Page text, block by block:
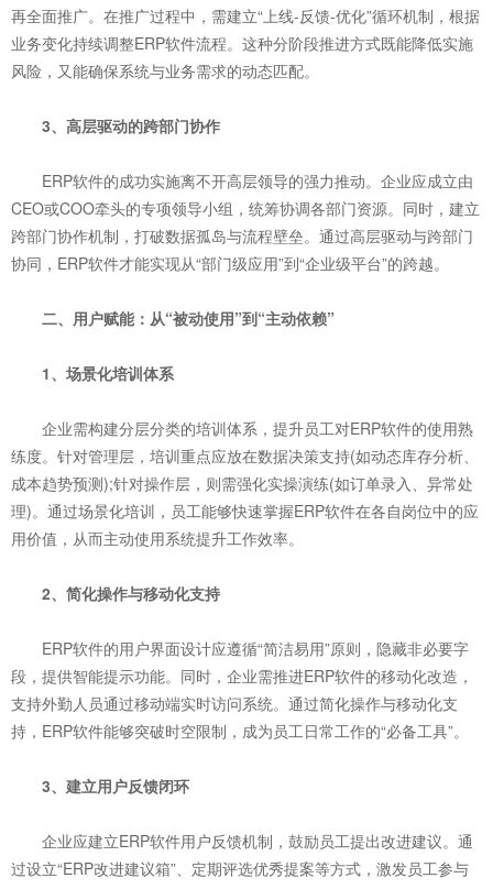
再全面推广。在推广过程中，需建立“上线-反馈-优化”循环机制，根据
业务变化持续调整ERP软件流程。这种分阶段推进方式既能降低实施
风险，又能确保系统与业务需求的动态匹配。
3、高层驱动的跨部门协作
ERP软件的成功实施离不开高层领导的强力推动。企业应成立由
CEO或COO牵头的专项领导小组，统筹协调各部门资源。同时，建立
跨部门协作机制，打破数据孤岛与流程壁垒。通过高层驱动与跨部门
协同，ERP软件才能实现从“部门级应用”到“企业级平台”的跨越。
二、用户赋能：从“被动使用”到“主动依赖”
1、场景化培训体系
企业需构建分层分类的培训体系，提升员工对ERP软件的使用熟
练度。针对管理层，培训重点应放在数据决策支持(如动态库存分析、
成本趋势预测);针对操作层，则需强化实操演练(如订单录入、异常处
理)。通过场景化培训，员工能够快速掌握ERP软件在各自岗位中的应
用价值，从而主动使用系统提升工作效率。
2、简化操作与移动化支持
ERP软件的用户界面设计应遵循“简洁易用”原则，隐藏非必要字
段，提供智能提示功能。同时，企业需推进ERP软件的移动化改造，
支持外勤人员通过移动端实时访问系统。通过简化操作与移动化支
持，ERP软件能够突破时空限制，成为员工日常工作的“必备工具”。
3、建立用户反馈闭环
企业应建立ERP软件用户反馈机制，鼓励员工提出改进建议。通
过设立“ERP改进建议箱”、定期评选优秀提案等方式，激发员工参与